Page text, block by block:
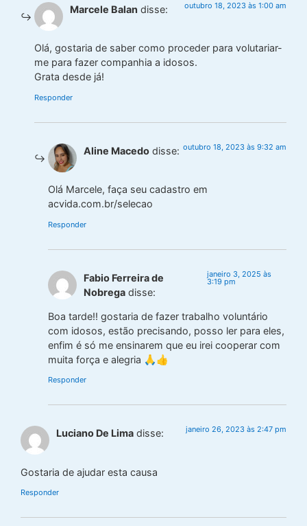
Marcele Balan disse: outubro 18, 2023 às 1:00 am
Olá, gostaria de saber como proceder para volutariar-
me para fazer companhia a idosos.
Grata desde já!
Responder
Aline Macedo disse: outubro 18, 2023 às 9:32 am
Olá Marcele, faça seu cadastro em
acvida.com.br/selecao
Responder
Fabio Ferreira de
Nobrega disse:
janeiro 3, 2025 às
3:19 pm
Boa tarde!! gostaria de fazer trabalho voluntário
com idosos, estão precisando, posso ler para eles,
enfim é só me ensinarem que eu irei cooperar com
muita força e alegria 🙏👍
Responder
Luciano De Lima disse: janeiro 26, 2023 às 2:47 pm
Gostaria de ajudar esta causa
Responder